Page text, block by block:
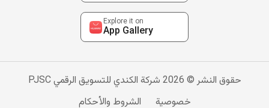
Explore it on
App Gallery
حقوق النشر © 2026 شركة الكندي للتسويق الرقمي PJSC
خصوصية
الشروط والأحكام